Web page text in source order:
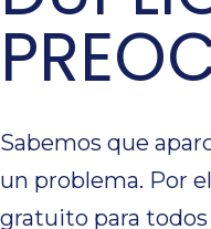
Sabemos que
un problema. Por
gratuito para